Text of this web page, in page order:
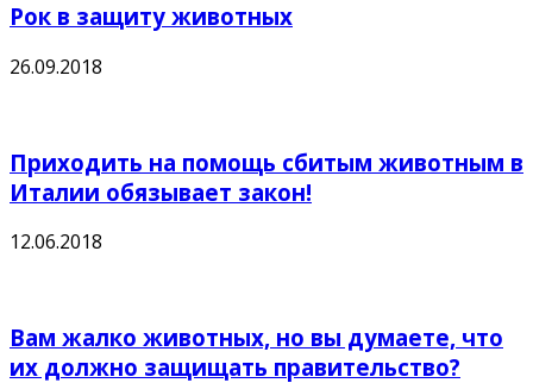
Рок в защиту животных
26.09.2018
Приходить на помощь сбитым животным в
Италии обязывает закон!
12.06.2018
Вам жалко животных, но вы думаете, что
их должно защищать правительство?